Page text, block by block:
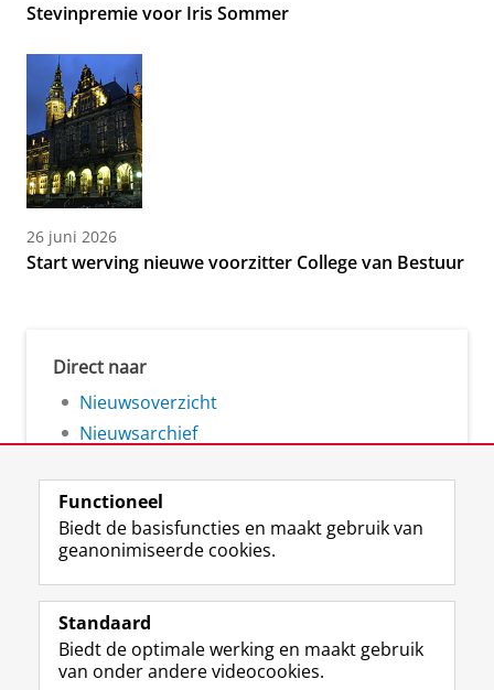
Stevinpremie voor Iris Sommer
26 juni 2026
Start werving nieuwe voorzitter College van Bestuur
Direct naar
Nieuwsoverzicht
Nieuwsarchief
Volg de RUG
F
a
e
b
L
i
k
e
R
S
-
f
I
n
t
Y
o
T
Studiekiezers
Functioneel
Biedt de basisfuncties en maakt gebruik van
geanonimiseerde cookies.
Standaard
Biedt de optimale werking en maakt gebruik
van onder andere videocookies.